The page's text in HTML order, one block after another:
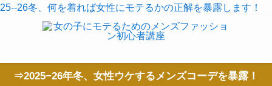
25--26冬、何を着れば女性にモテるかの正解を暴露します！
⇒2025−26年冬、女性ウケするメンズコーデを暴露！